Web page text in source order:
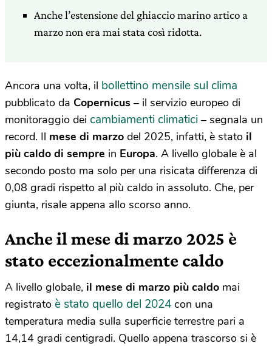
Anche l’estensione del ghiaccio marino artico a
marzo non era mai stata così ridotta.
Ancora una volta, il bollettino mensile sul clima
pubblicato da Copernicus – il servizio europeo di
monitoraggio dei cambiamenti climatici – segnala un
record. Il mese di marzo del 2025, infatti, è stato il
più caldo di sempre in Europa. A livello globale è al
secondo posto ma solo per una risicata differenza di
0,08 gradi rispetto al più caldo in assoluto. Che, per
giunta, risale appena allo scorso anno.
Anche il mese di marzo 2025 è
stato eccezionalmente caldo
A livello globale, il mese di marzo più caldo mai
registrato è stato quello del 2024 con una
temperatura media sulla superficie terrestre pari a
14,14 gradi centigradi. Quello appena trascorso si è